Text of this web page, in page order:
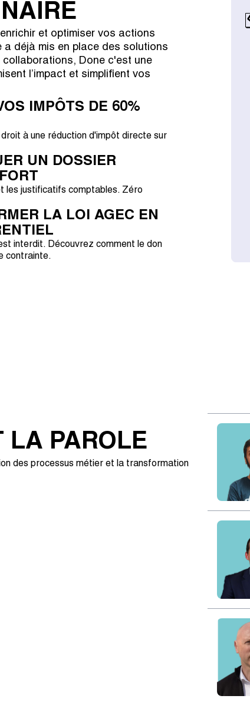
et optimiser vos actions
déjà mis en place des solutions
Done c'est une
l’impact et simplifient vos
IMPÔTS DE 60%
à une réduction d'impôt directe sur
UN DOSSIER
les justificatifs comptables. Zéro
LA LOI AGEC EN
interdit. Découvrez comment le don
contrainte.
LA PAROLE
des processus métier et la transformation